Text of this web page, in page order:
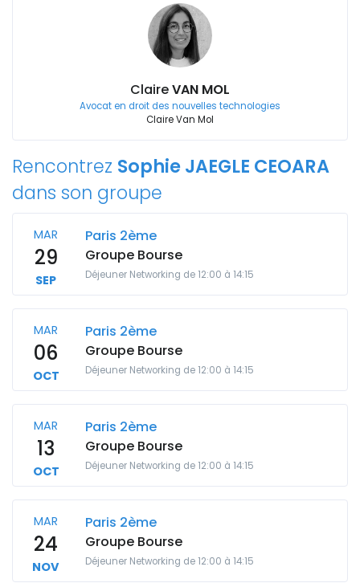
ClaireVAN MOL
Avocat en droit des nouvelles technologies
Claire Van Mol
Rencontrez Sophie JAEGLE CEOARA
dans son groupe
MAR
29
SEP
Paris 2ème
Groupe Bourse
Déjeuner Networking de 12:00 à 14:15
MAR
06
OCT
Paris 2ème
Groupe Bourse
Déjeuner Networking de 12:00 à 14:15
MAR
13
OCT
Paris 2ème
Groupe Bourse
Déjeuner Networking de 12:00 à 14:15
MAR
24
NOV
Paris 2ème
Groupe Bourse
Déjeuner Networking de 12:00 à 14:15